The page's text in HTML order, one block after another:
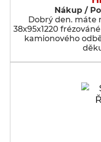
Nákup /
Dobrý den. máte
38x95x1220
kamionového